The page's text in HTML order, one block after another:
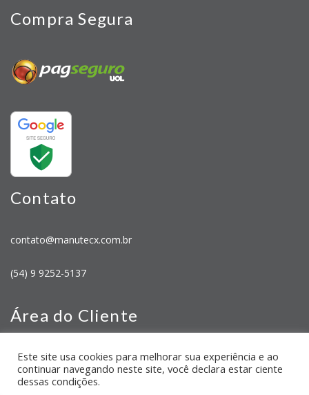
Compra Segura
Contato
contato@manutecx.com.br
(54) 9 9252-5137
Área do Cliente
Minha Conta
Meus Pedidos
Este site usa cookies para melhorar sua experiência e ao
continuar navegando neste site, você declara estar ciente
dessas condições.